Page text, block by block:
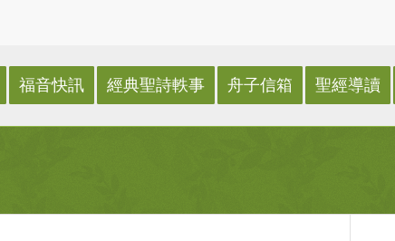
福音快訊 經典聖詩軼事 舟子信箱 聖經導讀